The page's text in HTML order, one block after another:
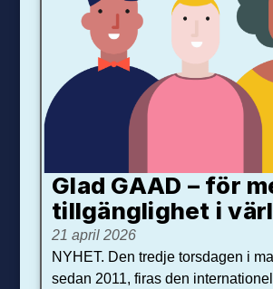
Glad GAAD – för
tillgänglighet i
21 april 2026
NYHET. Den tredje torsdagen i
sedan 2011, firas den